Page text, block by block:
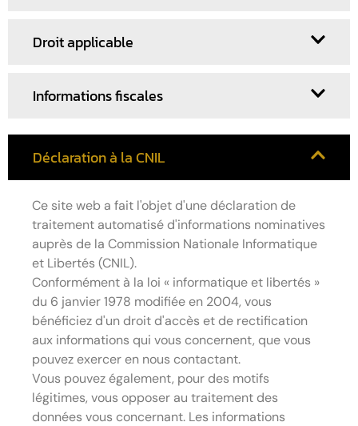
Droit applicable
Informations fiscales
Déclaration à la CNIL
Ce site web a fait l'objet d'une déclaration de
traitement automatisé d'informations nominatives
auprès de la Commission Nationale Informatique
et Libertés (CNIL).
Conformément à la loi « informatique et libertés »
du 6 janvier 1978 modifiée en 2004, vous
bénéficiez d'un droit d'accès et de rectification
aux informations qui vous concernent, que vous
pouvez exercer en nous contactant.
Vous pouvez également, pour des motifs
légitimes, vous opposer au traitement des
données vous concernant. Les informations